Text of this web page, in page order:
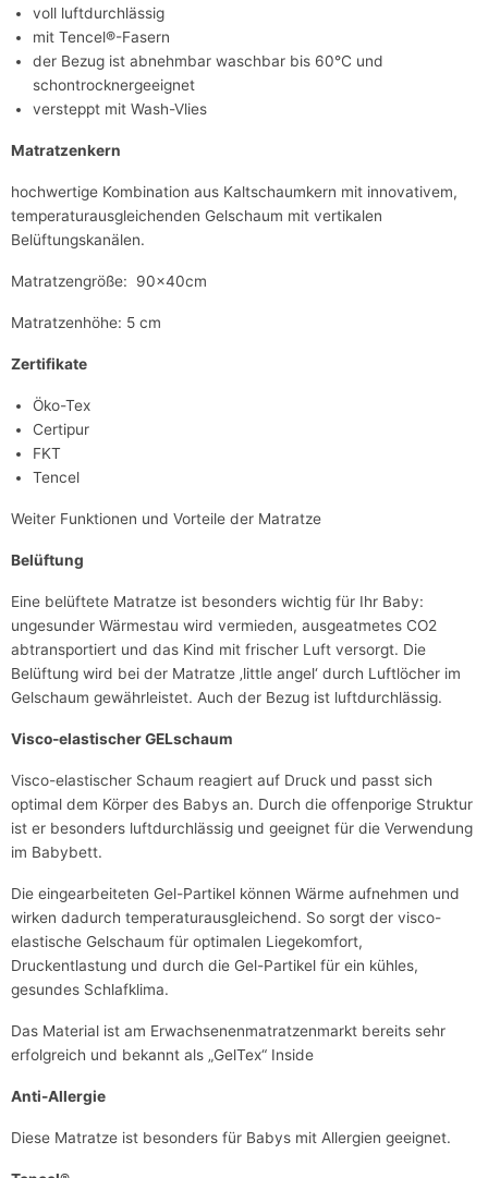
voll luftdurchlässig
mit Tencel®-Fasern
der Bezug ist abnehmbar waschbar bis 60°C und
schontrocknergeeignet
versteppt mit Wash-Vlies
Matratzenkern
hochwertige Kombination aus Kaltschaumkern mit innovativem,
temperaturausgleichenden Gelschaum mit vertikalen
Belüftungskanälen.
Matratzengröße: 90x40cm
Matratzenhöhe: 5 cm
Zertifikate
Öko-Tex
Certipur
FKT
Tencel
Weiter Funktionen und Vorteile der Matratze
Belüftung
Eine belüftete Matratze ist besonders wichtig für Ihr Baby:
ungesunder Wärmestau wird vermieden, ausgeatmetes CO2
abtransportiert und das Kind mit frischer Luft versorgt. Die
Belüftung wird bei der Matratze ‚little angel‘ durch Luftlöcher im
Gelschaum gewährleistet. Auch der Bezug ist luftdurchlässig.
Visco-elastischer GELschaum
Visco-elastischer Schaum reagiert auf Druck und passt sich
optimal dem Körper des Babys an. Durch die offenporige Struktur
ist er besonders luftdurchlässig und geeignet für die Verwendung
im Babybett.
Die eingearbeiteten Gel-Partikel können Wärme aufnehmen und
wirken dadurch temperaturausgleichend. So sorgt der visco-
elastische Gelschaum für optimalen Liegekomfort,
Druckentlastung und durch die Gel-Partikel für ein kühles,
gesundes Schlafklima.
Das Material ist am Erwachsenenmatratzenmarkt bereits sehr
erfolgreich und bekannt als „GelTex“ Inside
Anti-Allergie
Diese Matratze ist besonders für Babys mit Allergien geeignet.